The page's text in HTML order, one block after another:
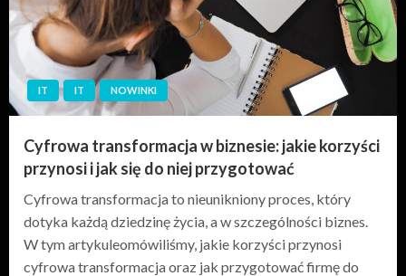
IT IT NOWINKI
Cyfrowa transformacja w biznesie: jakie korzyści
przynosi i jak się do niej przygotować
Cyfrowa transformacja to nieunikniony proces, który
dotyka każdą dziedzinę życia, a w szczególności biznes.
W tym artykuleomówiliśmy, jakie korzyści przynosi
cyfrowa transformacja oraz jak przygotować firmę do